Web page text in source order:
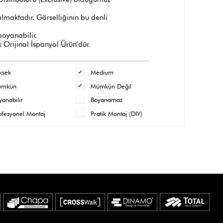
Görselliğinin bu denli
Orijinal İspanyol Ürün’dür.
Medium
Mümkün Değil
Boyanamaz
Montaj
Pratik Montaj (DIY)